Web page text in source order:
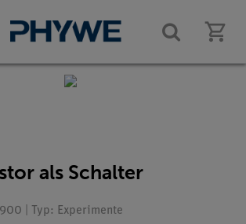
als Schalter
| Typ: Experimente